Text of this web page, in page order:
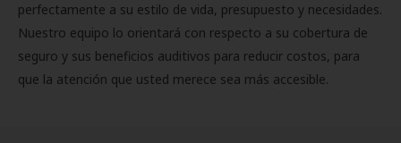
perfectamente a su estilo de vida, presupuesto y necesidades.
Nuestro equipo lo orientará con respecto a su cobertura de
seguro y sus beneficios auditivos para reducir costos, para
que la atención que usted merece sea más accesible.